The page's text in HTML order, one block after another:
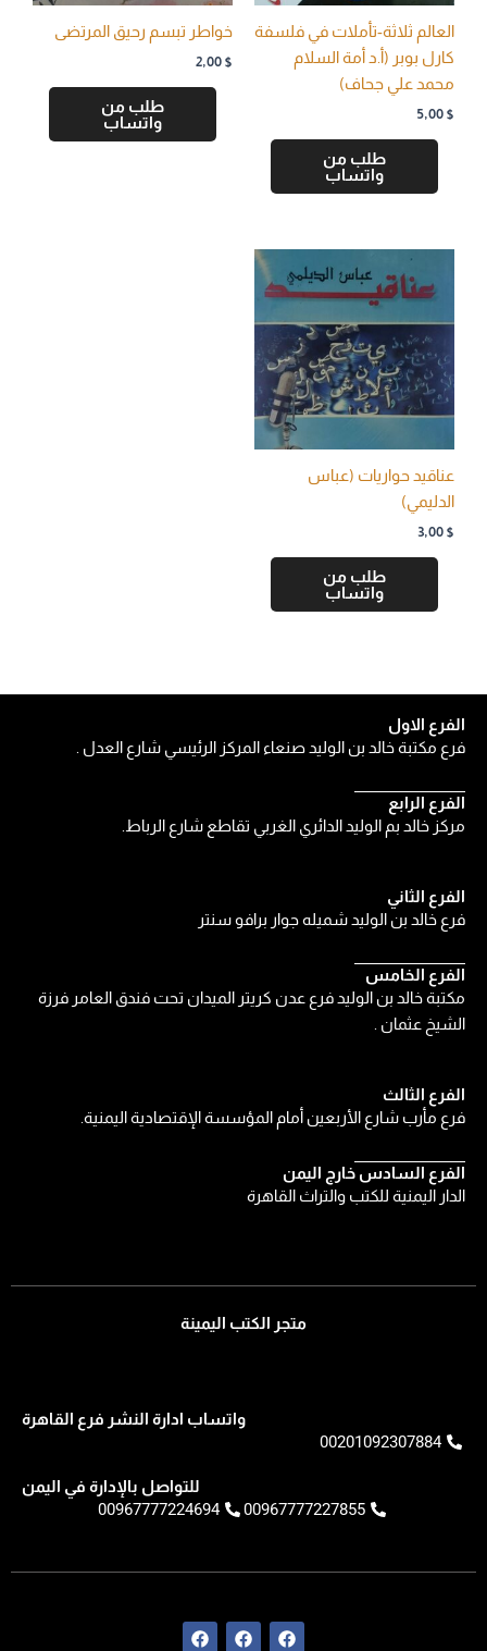
العالم ثلاثة-تأملات في فلسفة
كارل بوبر (أ.د أمة السلام
محمد علي جحاف)
5,00 $
طلب من
واتساب
خواطر تبسم رحيق المرتضى
2,00 $
طلب من
واتساب
عناقيد حواريات (عباس
الدليمي)
3,00 $
طلب من
واتساب
الفرع الثالث
فرع مأرب شارع الأربعين أمام المؤسسة الإقتصادية اليمنية.
الفرع السادس خارج اليمن
الدار اليمنية للكتب والتراث القاهرة
الفرع الثاني
فرع خالد بن الوليد شميله جوار برافو سنتر
الفرع الخامس
مكتبة خالد بن الوليد فرع عدن كريتر الميدان تحت فندق العامر فرزة
الشيخ عثمان .
الفرع الاول
فرع مكتبة خالد بن الوليد صنعاء المركز الرئيسي شارع العدل .
الفرع الرابع
مركز خالد بم الوليد الدائري الغربي تقاطع شارع الرباط.
متجر الكتب اليمينة
واتساب ادارة النشر فرع القاهرة
00201092307884
للتواصل بالإدارة في اليمن
00967777227855
00967777224694
F
a
F
a
F
a